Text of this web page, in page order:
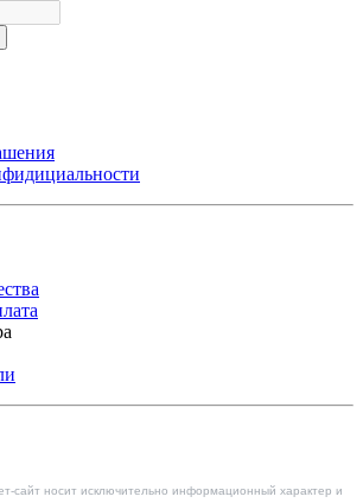
сайт носит исключительно информационный характер и